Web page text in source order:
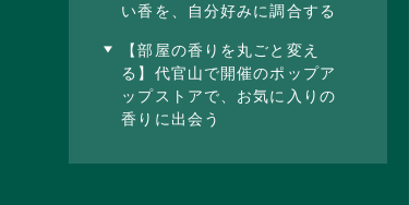
い香を、自分好みに調合する
【部屋の香りを丸ごと変え
る】代官山で開催のポップア
ップストアで、お気に入りの
香りに出会う